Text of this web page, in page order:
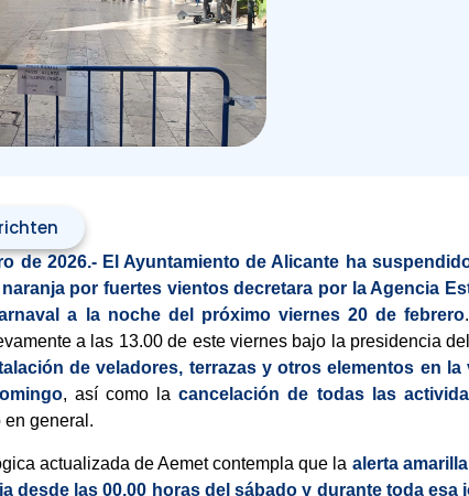
de 2026.- El Ayuntamiento de Alicante ha
por fuertes vientos decretara por la Agencia
a la noche del próximo viernes 20 de febrero
a las 13.00 de este viernes bajo la presidencia
de veladores, terrazas y otros elementos en
, así como lacancelación de todas las
general.
actualizada de Aemet contempla que la alerta
desde las 00.00 horas del sábado y durante toda esa